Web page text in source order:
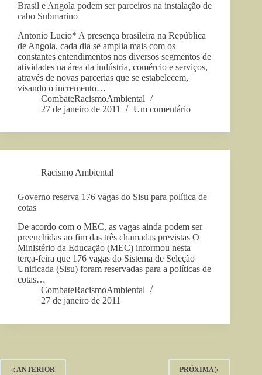
Brasil e Angola podem ser parceiros na instalação de
cabo Submarino
Antonio Lucio* A presença brasileira na República
de Angola, cada dia se amplia mais com os
constantes entendimentos nos diversos segmentos de
atividades na área da indústria, comércio e serviços,
através de novas parcerias que se estabelecem,
visando o incremento…
CombateRacismoAmbiental
27 de janeiro de 2011
Um comentário
Racismo Ambiental
Governo reserva 176 vagas do Sisu para política de
cotas
De acordo com o MEC, as vagas ainda podem ser
preenchidas ao fim das três chamadas previstas O
Ministério da Educação (MEC) informou nesta
terça-feira que 176 vagas do Sistema de Seleção
Unificada (Sisu) foram reservadas para a políticas de
cotas…
CombateRacismoAmbiental
27 de janeiro de 2011
ANTERIOR PRÓXIMA